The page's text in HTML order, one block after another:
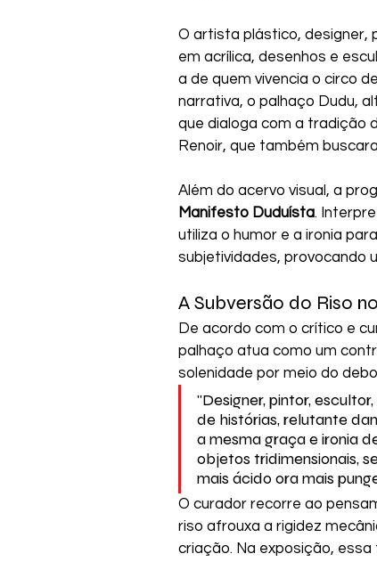
O artista plástico,
em acrílica, desenhos e
a de quem vivencia o circo
narrativa, o palhaço Dudu,
que dialoga com a tradição
Renoir, que também
Além do acervo visual, a
Manifesto Duduísta.
utiliza o humor e a ironia
subjetividades, provocando
A Subversão do Riso
De acordo com o crítico e
palhaço atua como um
solenidade por meio do
"Designer, pintor,
de histórias, relutante
a mesma graça e ironia
objetos tridimensionais,
mais ácido ora mais
O curador recorre ao
riso afrouxa a rigidez
criação. Na exposição,